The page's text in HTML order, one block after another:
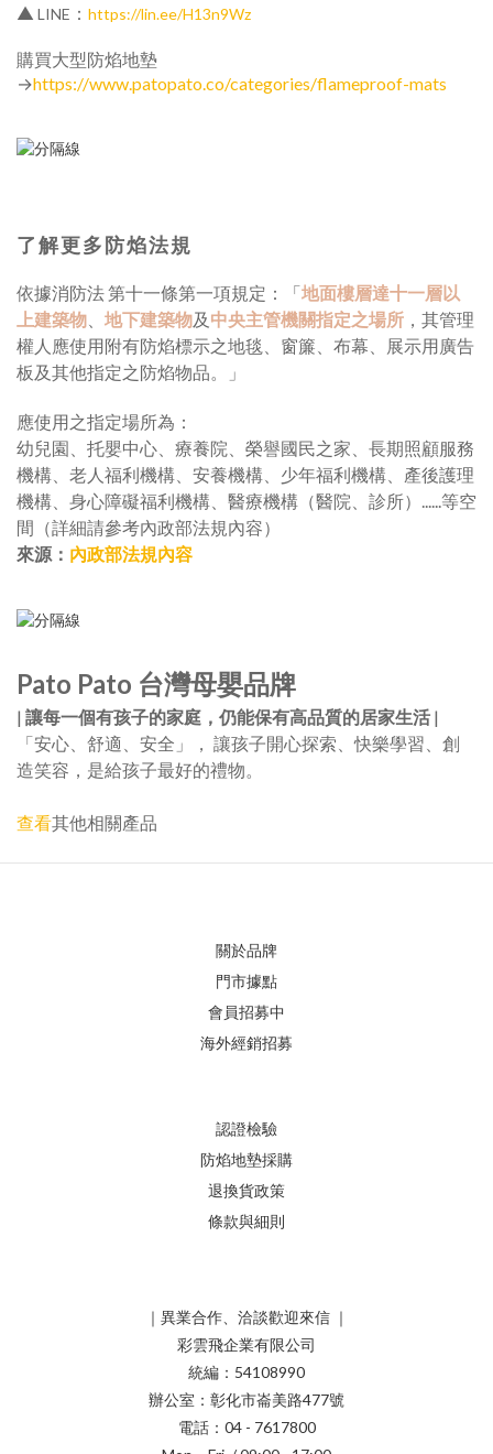
▲ LINE ： https://lin.ee/H13n9Wz
購買大型防焰地墊
→https://www.patopato.co/categories/flameproof-mats
了解更多防焰法規
依據消防法 第十一條第一項規定：「地面樓層達十一層以
上建築物
地下建築物及 中央主管機關指定之場所 ，其管理
權人應使用附有防焰標示之地毯、窗簾、布幕、展示用廣告
板及其他指定之防焰物品。」
應使用之指定場所為：
幼兒園、托嬰中心、療養院、榮譽國民之家、長期照顧服務
機構、老人福利機構、安養機構、少年福利機構、產後護理
機構、身心障礙福利機構、醫療機構（醫院、診所）......等空
間（詳細請參考內政部法規內容）
來源： 內政部法規內容
Pato Pato 台灣母嬰品牌
| 讓每一個有孩子的家庭，仍能保有高品質的居家生活 |
「安心、舒適、安全」， 讓孩子開心探索、快樂學習、創
造笑容，是給孩子最好的禮物。
查看其他相關產品
關於品牌
門市據點
會員招募中
海外經銷招募
認證檢驗
防焰地墊採購
退換貨政策
條款與細則
｜異業合作、洽談歡迎來信 ｜
彩雲飛企業有限公司
統編：54108990
辦公室：彰化市崙美路477號
電話：04 - 7617800